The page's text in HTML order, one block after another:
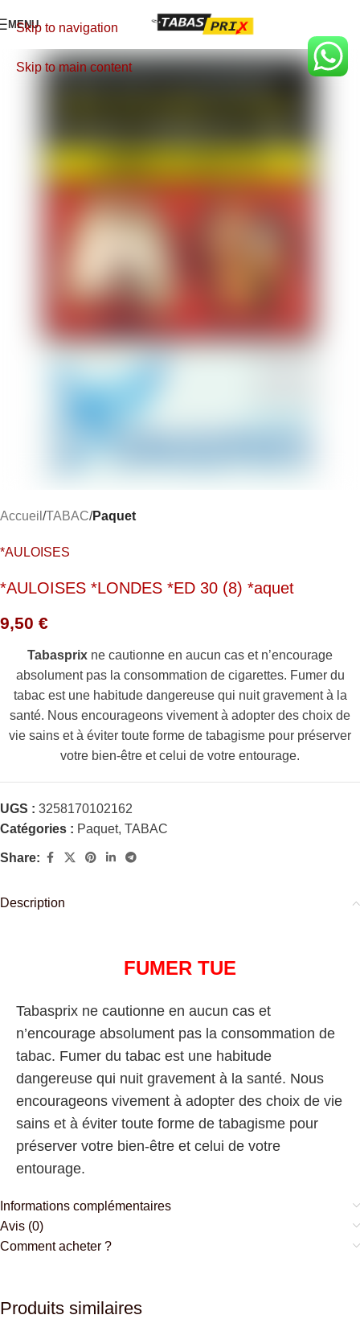
Skip to navigation
Skip to main content
MENU
Accueil TABAC Paquet
*AULOISES
*AULOISES *LONDES *ED 30 (8) *aquet
9,50 €
Tabasprix ne cautionne en aucun cas et n’encourage
absolument pas la consommation de cigarettes. Fumer du
tabac est une habitude dangereuse qui nuit gravement à la
santé. Nous encourageons vivement à adopter des choix de
vie sains et à éviter toute forme de tabagisme pour préserver
votre bien-être et celui de votre entourage.
UGS : 3258170102162
Catégories : Paquet, TABAC
Share:
Description
FUMER TUE
Tabasprix ne cautionne en aucun cas et
n’encourage absolument pas la consommation de
tabac. Fumer du tabac est une habitude
dangereuse qui nuit gravement à la santé. Nous
encourageons vivement à adopter des choix de vie
sains et à éviter toute forme de tabagisme pour
préserver votre bien-être et celui de votre
entourage.
Informations complémentaires
Avis (0)
Comment acheter ?
Produits similaires